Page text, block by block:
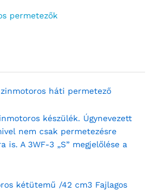
permetezők
háti permetező
készülék. Úgynevezett
nem csak permetezésre
is. A 3WF-3 „S” megjelőlése a
kétütemű /42 cm3 Fajlagos